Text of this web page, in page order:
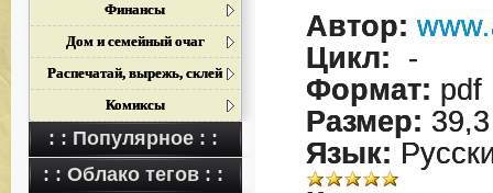
Финансы
Дом и семейный очаг
Распечатай, вырежь, склей
Комиксы
: : Популярное : :
: : Облако тегов : :
Автор:
Цикл: -
Формат: pdf
Размер:
Язык: